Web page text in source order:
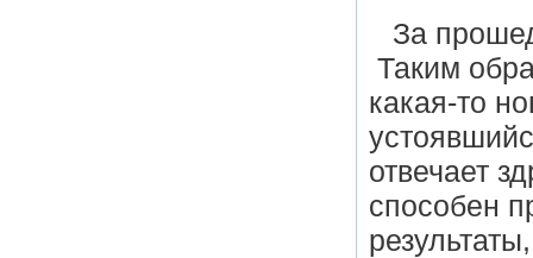
За
Таким
какая-то
отвечает
способен